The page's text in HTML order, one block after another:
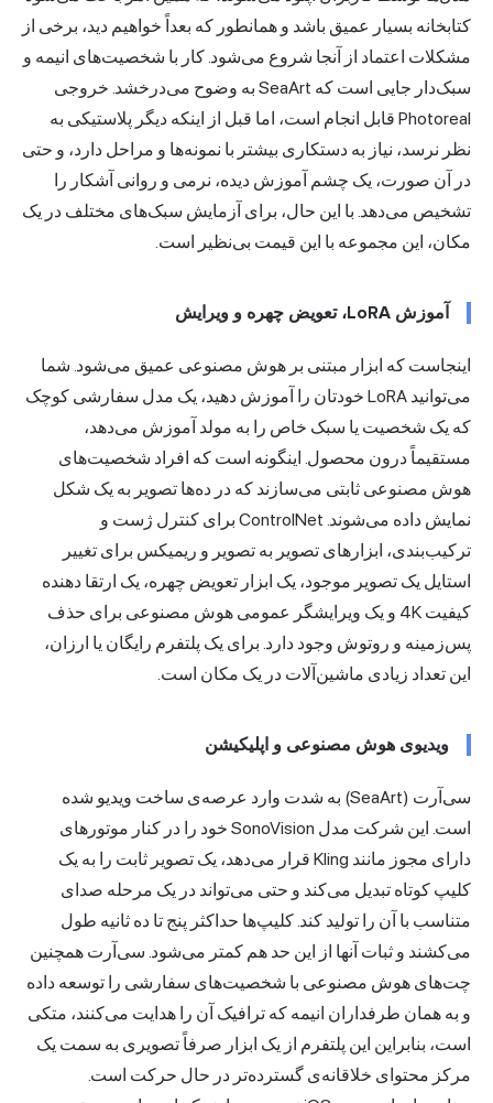
کتابخانه بسیار عمیق باشد و همانطور که بعداً خواهیم دید، برخی از
مشکلات اعتماد از آنجا شروع می‌شود. کار با شخصیت‌های انیمه و
سبک‌دار جایی است که SeaArt به وضوح می‌درخشد. خروجی
Photoreal قابل انجام است، اما قبل از اینکه دیگر پلاستیکی به
نظر نرسد، نیاز به دستکاری بیشتر با نمونه‌ها و مراحل دارد، و حتی
در آن صورت، یک چشم آموزش دیده، نرمی و روانی آشکار را
تشخیص می‌دهد. با این حال، برای آزمایش سبک‌های مختلف در یک
مکان، این مجموعه با این قیمت بی‌نظیر است.
آموزش LoRA، تعویض چهره و ویرایش
اینجاست که ابزار مبتنی بر هوش مصنوعی عمیق می‌شود. شما
می‌توانید LoRA خودتان را آموزش دهید، یک مدل سفارشی کوچک
که یک شخصیت یا سبک خاص را به مولد آموزش می‌دهد،
مستقیماً درون محصول. اینگونه است که افراد شخصیت‌های
هوش مصنوعی ثابتی می‌سازند که در ده‌ها تصویر به یک شکل
نمایش داده می‌شوند. ControlNet برای کنترل ژست و
ترکیب‌بندی، ابزارهای تصویر به تصویر و ریمیکس برای تغییر
استایل یک تصویر موجود، یک ابزار تعویض چهره، یک ارتقا دهنده
کیفیت 4K و یک ویرایشگر عمومی هوش مصنوعی برای حذف
پس‌زمینه و روتوش وجود دارد. برای یک پلتفرم رایگان یا ارزان،
این تعداد زیادی ماشین‌آلات در یک مکان است.
ویدیوی هوش مصنوعی و اپلیکیشن
سی‌آرت (SeaArt) به شدت وارد عرصه‌ی ساخت ویدیو شده
است. این شرکت مدل SonoVision خود را در کنار موتورهای
دارای مجوز مانند Kling قرار می‌دهد، یک تصویر ثابت را به یک
کلیپ کوتاه تبدیل می‌کند و حتی می‌تواند در یک مرحله صدای
متناسب با آن را تولید کند. کلیپ‌ها حداکثر پنج تا ده ثانیه طول
می‌کشند و ثبات آنها از این حد هم کمتر می‌شود. سی‌آرت همچنین
چت‌های هوش مصنوعی با شخصیت‌های سفارشی را توسعه داده
و به همان طرفداران انیمه که ترافیک آن را هدایت می‌کنند، متکی
است، بنابراین این پلتفرم از یک ابزار صرفاً تصویری به سمت یک
مرکز محتوای خلاقانه‌ی گسترده‌تر در حال حرکت است.